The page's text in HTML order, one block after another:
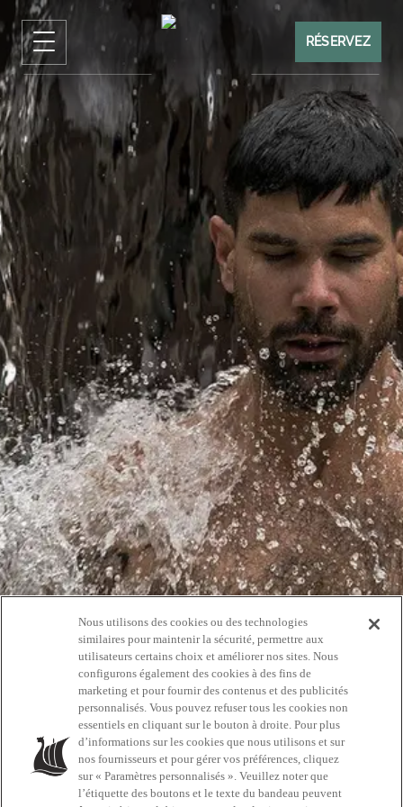
RÉSERVEZ
Oups!
404
RETOURNEZ À L'ACCUEIL
Nous utilisons des cookies ou des technologies
similaires pour maintenir la sécurité, permettre aux
utilisateurs certains choix et améliorer nos sites. Nous
configurons également des cookies à des fins de
marketing et pour fournir des contenus et des publicités
personnalisés. Vous pouvez refuser tous les cookies non
essentiels en cliquant sur le bouton à droite. Pour plus
d’informations sur les cookies que nous utilisons et sur
nos fournisseurs et pour gérer vos préférences, cliquez
sur « Paramètres personnalisés ». Veuillez noter que
l’étiquette des boutons et le texte du bandeau peuvent